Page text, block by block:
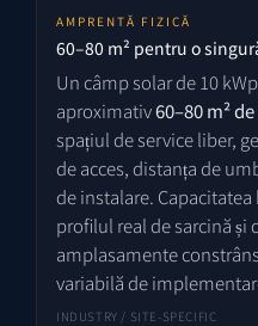
AMPRENTĂ FIZICĂ
60–80 m² pentru o
Un câmp solar de 10
aproximativ60–80 m²
spațiul de service liber,
de acces, distanța de
de instalare.
profilul real de sarcină și
amplasamente
variabilă de
INDUSTRY / SITE-SPECIFIC